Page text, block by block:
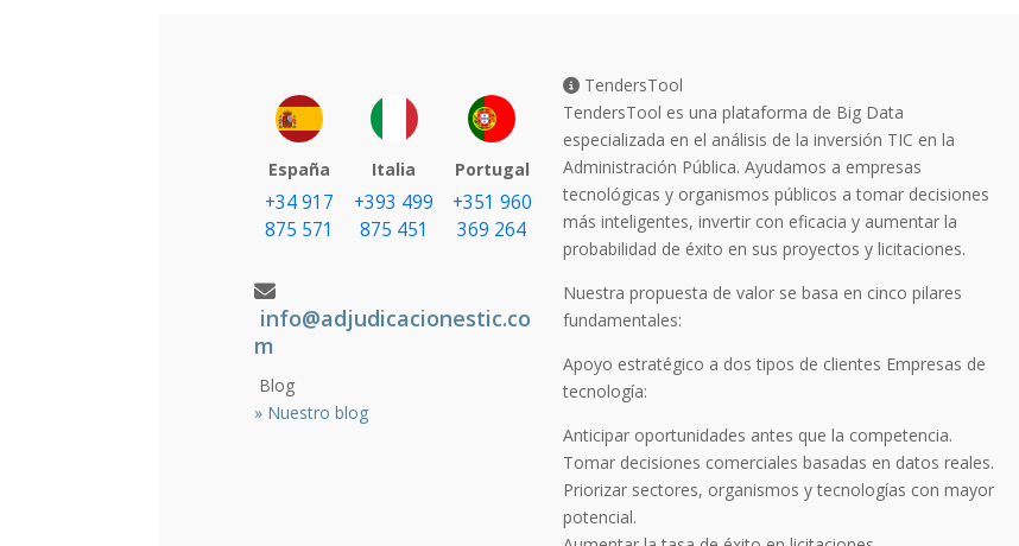
España
+34 917
875 571
Italia
+393 499
875 451
Portugal
+351 960
369 264
info@adjudicacionestic.co
m
Blog
» Nuestro blog
TendersTool
TendersTool es una plataforma de Big Data
especializada en el análisis de la inversión TIC en la
Administración Pública. Ayudamos a empresas
tecnológicas y organismos públicos a tomar decisiones
más inteligentes, invertir con eficacia y aumentar la
probabilidad de éxito en sus proyectos y licitaciones.
Nuestra propuesta de valor se basa en cinco pilares
fundamentales:
Apoyo estratégico a dos tipos de clientes Empresas de
tecnología:
Anticipar oportunidades antes que la competencia.
Tomar decisiones comerciales basadas en datos reales.
Priorizar sectores, organismos y tecnologías con mayor
potencial.